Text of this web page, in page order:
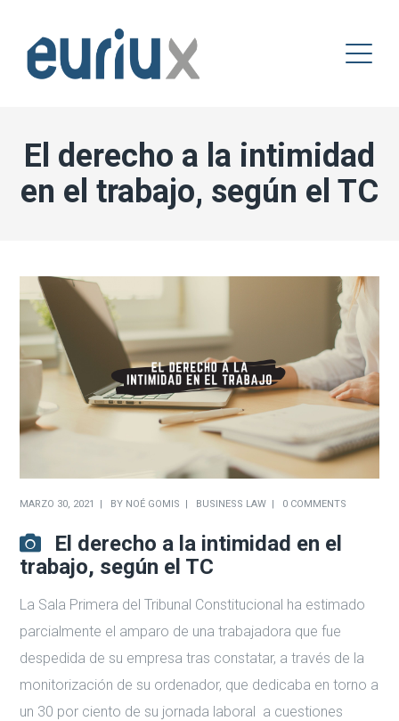
El derecho a la intimidad
en el trabajo, según el TC
MARZO 30, 2021 BY NOÉ GOMIS BUSINESS LAW 0 COMMENTS
El derecho a la intimidad en el
trabajo, según el TC
La Sala Primera del Tribunal Constitucional ha estimado
parcialmente el amparo de una trabajadora que fue
despedida de su empresa tras constatar, a través de la
monitorización de su ordenador, que dedicaba en torno a
un 30 por ciento de su jornada laboral a cuestiones